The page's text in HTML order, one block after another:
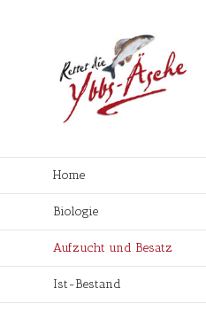
Home
Biologie
Aufzucht und Besatz
Ist-Bestand